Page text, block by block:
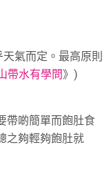
氣而定。最高原則
帶水有學問》)
帶啲簡單而飽肚食
之夠輕夠飽肚就